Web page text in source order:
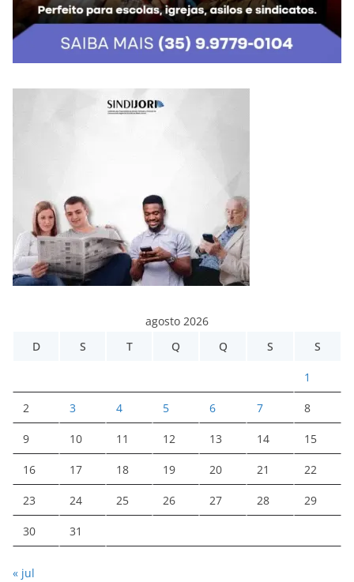
agosto 2026
D
S T Q Q S S
1
2 3 4 5 6 7 8
9 10 11 12 13 14 15
16 17 18 19 20 21 22
23 24 25 26 27 28 29
30 31
« jul